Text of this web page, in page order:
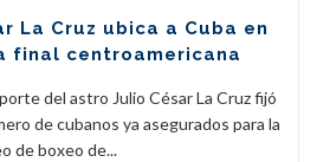
La Cruz ubica a Cuba en
final centroamericana
del astro Julio César La Cruz fijó
de cubanos ya asegurados para la
de boxeo de...